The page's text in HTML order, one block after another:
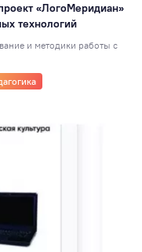
«ЛогоМеридиан»
технологий
и методики работы с